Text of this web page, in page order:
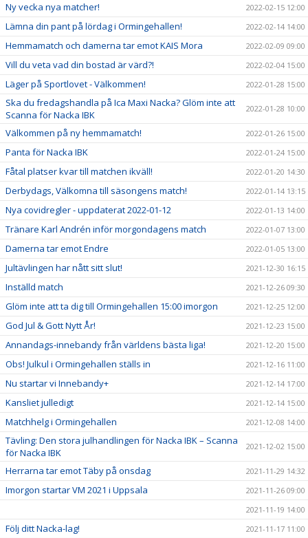
Ny vecka nya matcher! 2022-02-15 12:00
Lämna din pant på lördag i Ormingehallen! 2022-02-14 14:00
Hemmamatch och damerna tar emot KAIS Mora 2022-02-09 09:00
Vill du veta vad din bostad är värd?! 2022-02-04 15:00
Läger på Sportlovet - Välkommen! 2022-01-28 15:00
Ska du fredagshandla på Ica Maxi Nacka? Glöm inte att
Scanna för Nacka IBK
2022-01-28 10:00
Välkommen på ny hemmamatch! 2022-01-26 15:00
Panta för Nacka IBK 2022-01-24 15:00
Fåtal platser kvar till matchen ikväll! 2022-01-20 14:30
Derbydags, Välkomna till säsongens match! 2022-01-14 13:15
Nya covidregler - uppdaterat 2022-01-12 2022-01-13 14:00
Tränare Karl Andrén inför morgondagens match 2022-01-07 13:00
Damerna tar emot Endre 2022-01-05 13:00
Jultävlingen har nått sitt slut! 2021-12-30 16:15
Inställd match 2021-12-26 09:30
Glöm inte att ta dig till Ormingehallen 15:00 imorgon 2021-12-25 12:00
God Jul & Gott Nytt År! 2021-12-23 15:00
Annandags-innebandy från världens bästa liga! 2021-12-20 15:00
Obs! Julkul i Ormingehallen ställs in 2021-12-16 11:00
Nu startar vi Innebandy+ 2021-12-14 17:00
Kansliet julledigt 2021-12-14 15:00
Matchhelg i Ormingehallen 2021-12-08 14:00
Tävling: Den stora julhandlingen för Nacka IBK – Scanna
för Nacka IBK
2021-12-02 15:00
Herrarna tar emot Täby på onsdag 2021-11-29 14:32
Imorgon startar VM 2021 i Uppsala
2021-11-26 09:00
2021-11-19 14:00
Följ ditt Nacka-lag! 2021-11-17 11:00